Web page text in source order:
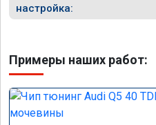
настройка:
Примеры наших работ: